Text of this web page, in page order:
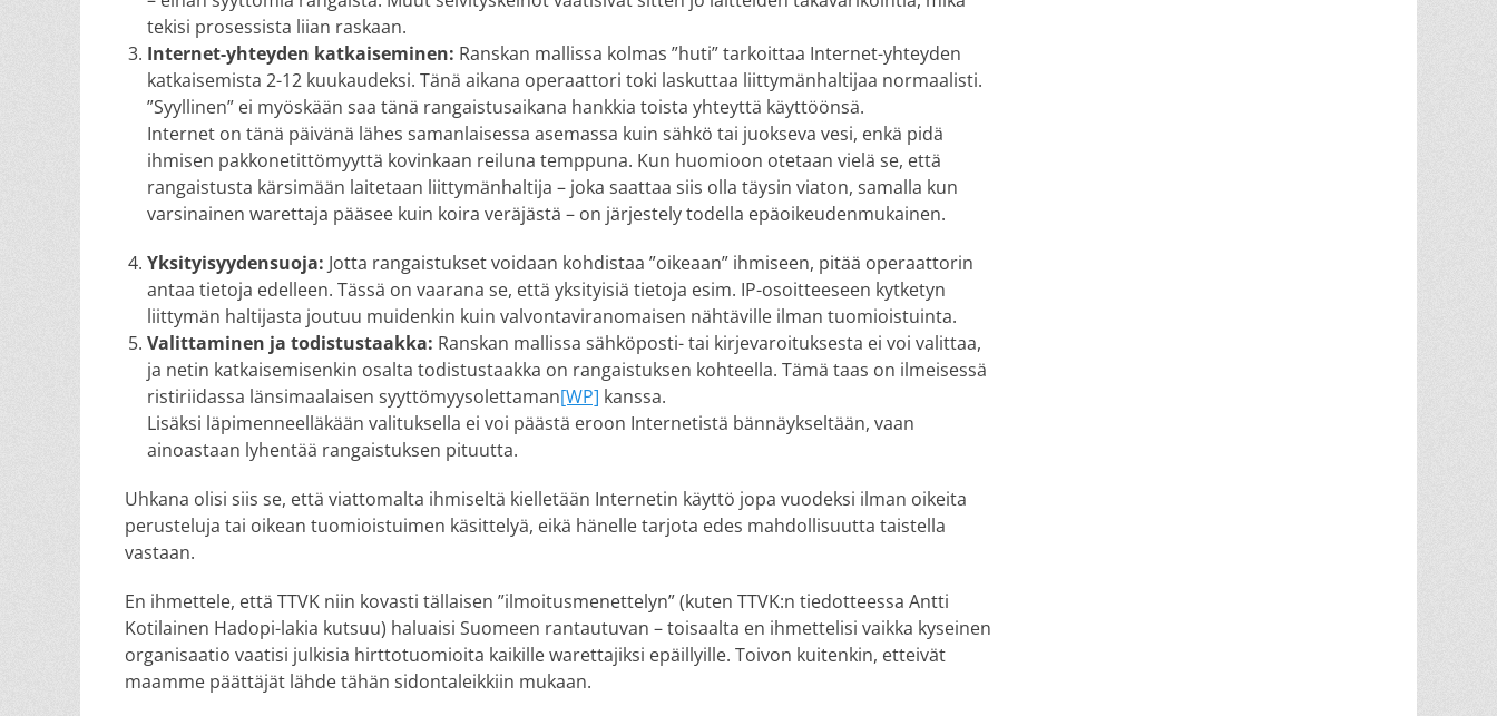
tekisi prosessista liian raskaan.
Internet-yhteyden katkaiseminen: Ranskan mallissa kolmas ”huti” tarkoittaa Internet-yhteyden
katkaisemista 2-12 kuukaudeksi. Tänä aikana operaattori toki laskuttaa liittymänhaltijaa normaalisti.
”Syyllinen” ei myöskään saa tänä rangaistusaikana hankkia toista yhteyttä käyttöönsä.
Internet on tänä päivänä lähes samanlaisessa asemassa kuin sähkö tai juokseva vesi, enkä pidä
ihmisen pakkonetittömyyttä kovinkaan reiluna temppuna. Kun huomioon otetaan vielä se, että
rangaistusta kärsimään laitetaan liittymänhaltija – joka saattaa siis olla täysin viaton, samalla kun
varsinainen warettaja pääsee kuin koira veräjästä – on järjestely todella epäoikeudenmukainen.
Yksityisyydensuoja: Jotta rangaistukset voidaan kohdistaa ”oikeaan” ihmiseen, pitää operaattorin
antaa tietoja edelleen. Tässä on vaarana se, että yksityisiä tietoja esim. IP-osoitteeseen kytketyn
liittymän haltijasta joutuu muidenkin kuin valvontaviranomaisen nähtäville ilman tuomioistuinta.
Valittaminen ja todistustaakka: Ranskan mallissa sähköposti- tai kirjevaroituksesta ei voi valittaa,
ja netin katkaisemisenkin osalta todistustaakka on rangaistuksen kohteella. Tämä taas on ilmeisessä
ristiriidassa länsimaalaisen syyttömyysolettaman[WP] kanssa.
Lisäksi läpimenneelläkään valituksella ei voi päästä eroon Internetistä bännäykseltään, vaan
ainoastaan lyhentää rangaistuksen pituutta.
Uhkana olisi siis se, että viattomalta ihmiseltä kielletään Internetin käyttö jopa vuodeksi ilman oikeita
perusteluja tai oikean tuomioistuimen käsittelyä, eikä hänelle tarjota edes mahdollisuutta taistella
vastaan.
En ihmettele, että TTVK niin kovasti tällaisen ”ilmoitusmenettelyn” (kuten TTVK:n tiedotteessa Antti
Kotilainen Hadopi-lakia kutsuu) haluaisi Suomeen rantautuvan – toisaalta en ihmettelisi vaikka kyseinen
organisaatio vaatisi julkisia hirttotuomioita kaikille warettajiksi epäillyille. Toivon kuitenkin, etteivät
maamme päättäjät lähde tähän sidontaleikkiin mukaan.